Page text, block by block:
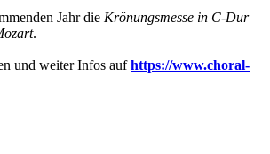
Jahr die Krönungsmesse in C-Dur
.
und weiter Infos aufhttps://www.choral-